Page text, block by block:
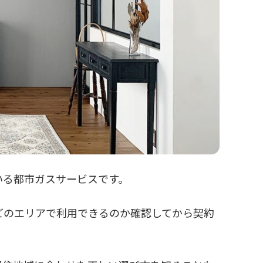
都市ガスサービスです。
エリアで利用できるのか確認してから契約